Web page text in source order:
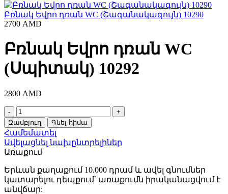
Բռնակ Եվրո դռան WC (Շագանակագույն) 10290
2700 AMD
Բռնակ Եվրո դռան WC
(Սպիտակ) 10292
2800 AMD
Բռնակ
Եվրո
դռան
WC
(Սպիտակ)
10292
quantity
Զամբյուղ Գնել հիմա
Համեմատել
Ավելացնել նախընտրելիներ
Առաքում
Երևան քաղաքում 10.000 դրամ և ավել գնումներ
կատարելու դեպքում՝ առաքումն իրականացվում է
անվճար: